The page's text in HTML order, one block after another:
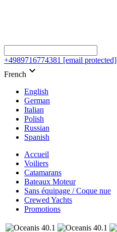
+4989716774381 [email protected]
French keyboard_arrow_down
English
German
Italian
Polish
Russian
Spanish
Accueil
Voiliers
Catamarans
Bateaux Moteur
Sans équipage / Coque nue
Crewed Yachts
Promotions